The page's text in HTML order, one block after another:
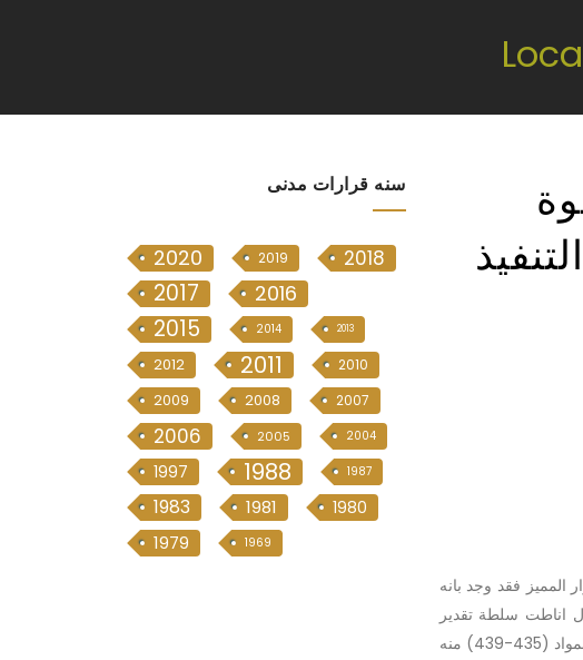
المميز فقد وجد بانه
على المحكمة ملاحظة ان المواد (112-115) من قانون التنفيذ رقم 40 لسنة 1980 المعدل اناطت سلطة تقدير
احتفاظ الحكم او القرار المنفذ بقوته التنفيذية من عدمه الى المنفذ العدل او جهة التنفيذ وفي ضوء احكام القانون المدني في المواد (435-439) منه
سنە قرارات مدنی
2020 2019 2018
2017 2016
2015 2014 2013
2012 2011 2010
2009 2008 2007
2006 2005 2004
1997 1988 1987
1983 1981 1980
1979 1969